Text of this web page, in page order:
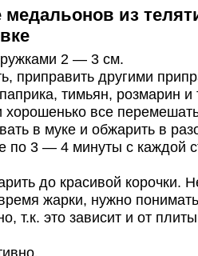
медальонов из
2 — 3 см.
приправить другими
тимьян, розмарин и
хорошенько все
в муке и обжарить в
по 3 — 4 минуты с каждой
до красивой корочки.
жарки, нужно
т.к. это зависит и от